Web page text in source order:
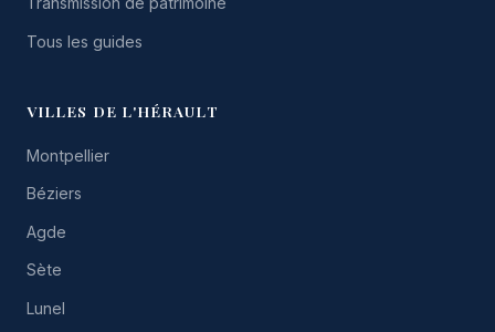
Tous les guides
VILLES DE L'HÉRAULT
Montpellier
Béziers
Agde
Sète
Lunel